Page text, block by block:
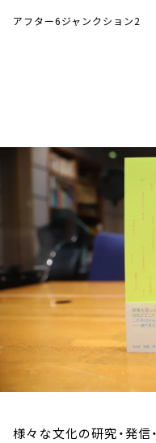
イベント・グッズ
YouTube
会社情報
アフター6ジャンクション2
様々な文化の研究・発